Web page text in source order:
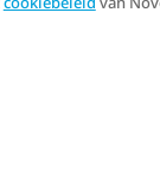
lichter leven
Samen
lichaam